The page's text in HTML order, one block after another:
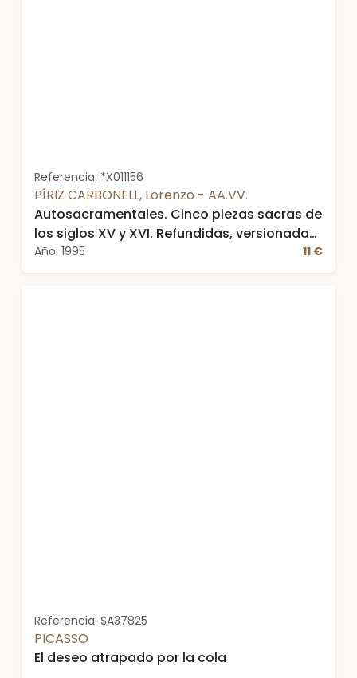
Referencia: *X011156
PÍRIZ CARBONELL, Lorenzo - AA.VV.
Autosacramentales. Cinco piezas sacras de
los siglos XV y XVI. Refundidas, versionadas
y adapatadas para la escena de hoy por ...
Año: 1995 11 €
Referencia: $A37825
PICASSO
El deseo atrapado por la cola